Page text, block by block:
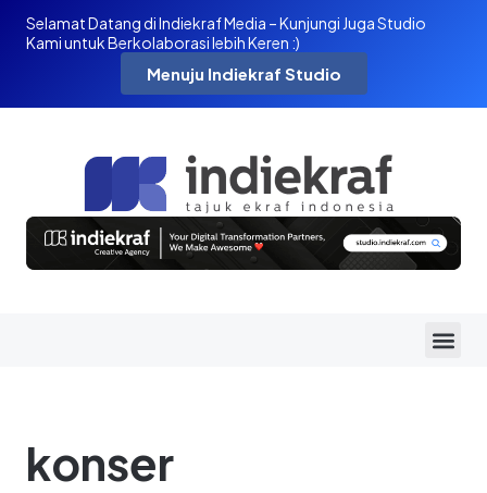
Selamat Datang di Indiekraf Media – Kunjungi Juga Studio
Kami untuk Berkolaborasi lebih Keren :)
Menuju Indiekraf Studio
konser